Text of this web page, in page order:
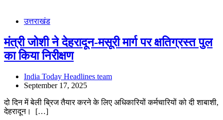
उत्तराखंड
मंत्री जोशी ने देहरादून-मसूरी मार्ग पर क्षतिग्रस्त पुल
का किया निरीक्षण
India Today Headlines team
September 17, 2025
दो दिन में बेली ब्रिज तैयार करने के लिए अधिकारियों कर्मचारियों को दी शाबाशी,
देहरादून। […]